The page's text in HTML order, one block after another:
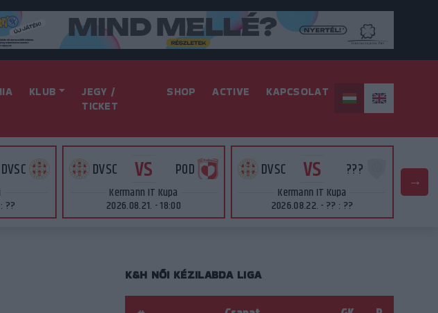
KLUB
JEGY /
TICKET
SHOP ACTIVE KAPCSOLAT
DVSC
??
DVSC VS POD
Kermann IT Kupa
2026.08.21. - 18:00
DVSC VS ???
Kermann IT Kupa
2026.08.22. - ?? : ??
K&H NŐI KÉZILABDA LIGA